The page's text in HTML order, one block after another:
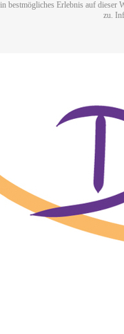
bestmögliches Erlebnis auf dieser
zu.